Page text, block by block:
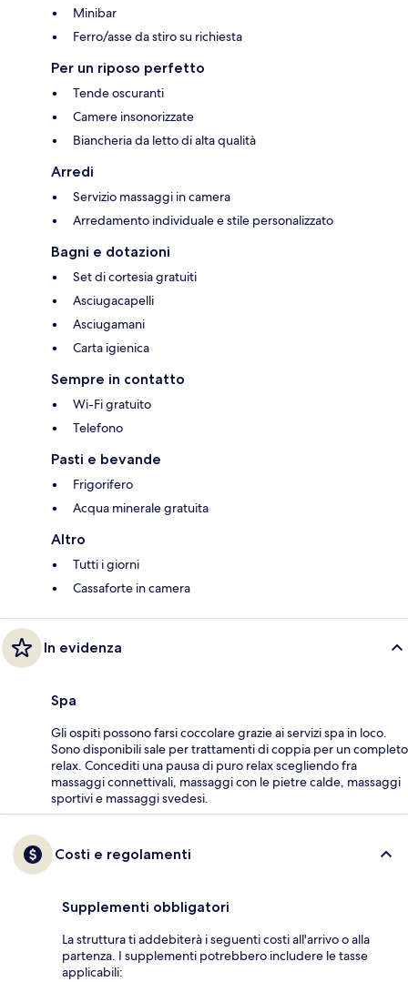
Minibar
Ferro/asse da stiro su richiesta
Per un riposo perfetto
Tende oscuranti
Camere insonorizzate
Biancheria da letto di alta qualità
Arredi
Servizio massaggi in camera
Arredamento individuale e stile personalizzato
Bagni e dotazioni
Set di cortesia gratuiti
Asciugacapelli
Asciugamani
Carta igienica
Sempre in contatto
Wi-Fi gratuito
Telefono
Pasti e bevande
Frigorifero
Acqua minerale gratuita
Altro
Tutti i giorni
Cassaforte in camera
In evidenza
Spa
Gli ospiti possono farsi coccolare grazie ai servizi spa in loco.
Sono disponibili sale per trattamenti di coppia per un completo
relax. Concediti una pausa di puro relax scegliendo fra
massaggi connettivali, massaggi con le pietre calde, massaggi
sportivi e massaggi svedesi.
Costi e regolamenti
Supplementi obbligatori
La struttura ti addebiterà i seguenti costi all'arrivo o alla
partenza. I supplementi potrebbero includere le tasse
applicabili: